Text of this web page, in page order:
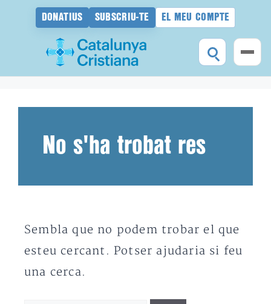
DONATIUS SUBSCRIU-TE EL MEU COMPTE
No s'ha trobat res
Sembla que no podem trobar el que
esteu cercant. Potser ajudaria si feu
una cerca.